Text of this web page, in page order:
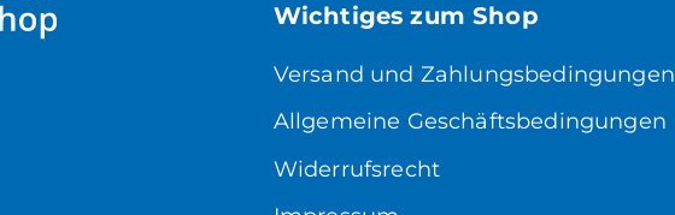
Wichtiges zum Shop
Versand und Zahlungsbedingungen
Allgemeine Geschäftsbedingungen
Widerrufsrecht